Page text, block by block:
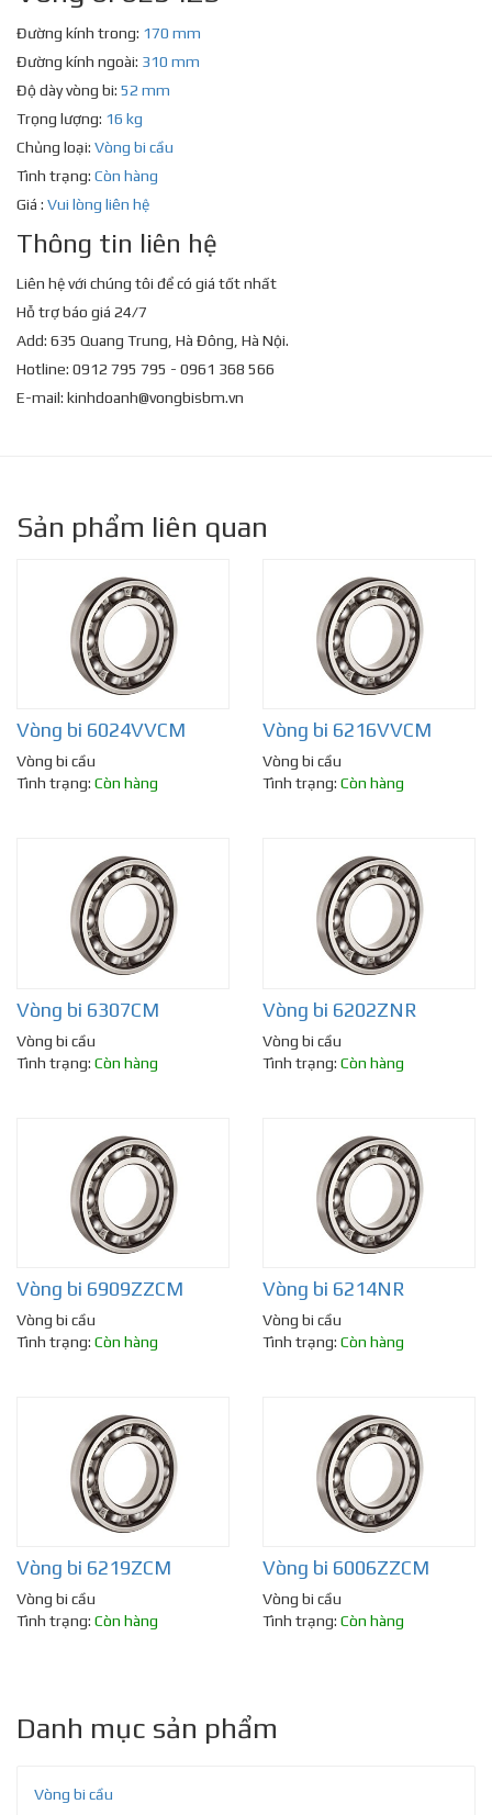
Đường kính trong: 170 mm
Đường kính ngoài: 310 mm
Độ dày vòng bi: 52 mm
Trọng lượng: 16 kg
Chủng loại: Vòng bi cầu
Tình trạng: Còn hàng
Giá : Vui lòng liên hệ
Thông tin liên hệ
Liên hệ với chúng tôi để có giá tốt nhất
Hỗ trợ báo giá 24/7
Add: 635 Quang Trung, Hà Đông, Hà Nội.
Hotline: 0912 795 795 - 0961 368 566
E-mail: kinhdoanh@vongbisbm.vn
Sản phẩm liên quan
Vòng bi 6024VVCM
Vòng bi cầu
Tình trạng: Còn hàng
Vòng bi 6216VVCM
Vòng bi cầu
Tình trạng: Còn hàng
Vòng bi 6307CM
Vòng bi cầu
Tình trạng: Còn hàng
Vòng bi 6202ZNR
Vòng bi cầu
Tình trạng: Còn hàng
Vòng bi 6909ZZCM
Vòng bi cầu
Tình trạng: Còn hàng
Vòng bi 6214NR
Vòng bi cầu
Tình trạng: Còn hàng
Vòng bi 6219ZCM
Vòng bi cầu
Tình trạng: Còn hàng
Vòng bi 6006ZZCM
Vòng bi cầu
Tình trạng: Còn hàng
Danh mục sản phẩm
Vòng bi cầu